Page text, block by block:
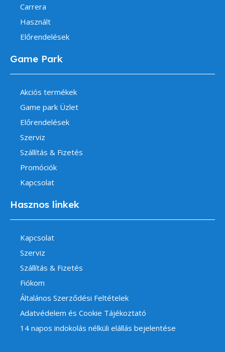
Carrera
Használt
Előrendelések
Game Park
Akciós termékek
Game park Üzlet
Előrendelések
Szerviz
Szállítás & Fizetés
Promóciók
Kapcsolat
Hasznos linkek
Kapcsolat
Szerviz
Szállítás & Fizetés
Fiókom
Általános Szerződési Feltételek
Adatvédelem és Cookie Tájékoztató
14 napos indokolás nélküli elállás bejelentése